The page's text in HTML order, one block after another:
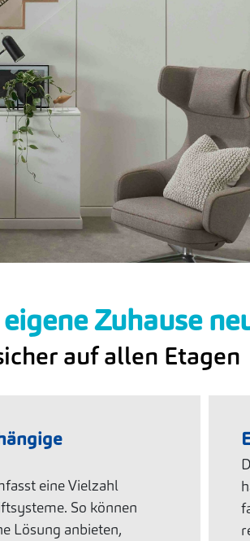
Zuhause
auf allen Etagen
eine Vielzahl
So können
Lösung anbieten,